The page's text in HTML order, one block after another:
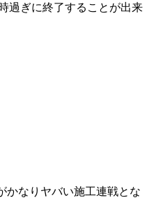
過ぎに終了することが出来
かなりヤバい施工連戦とな